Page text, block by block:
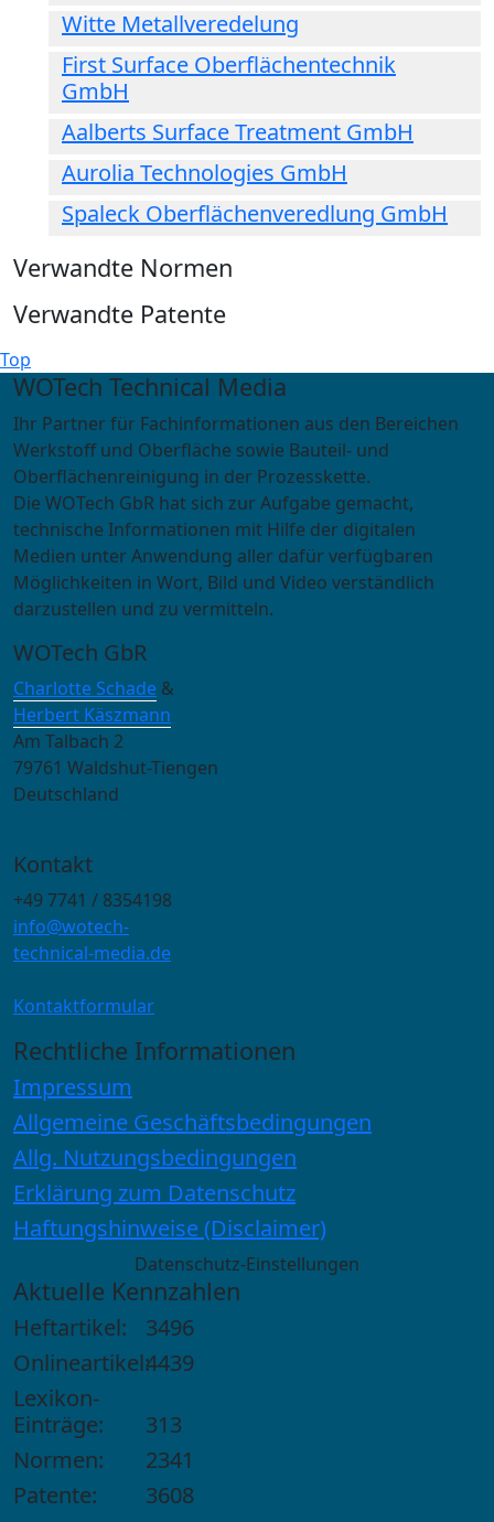
Witte Metallveredelung
First Surface Oberflächentechnik
GmbH
Aalberts Surface Treatment GmbH
Aurolia Technologies GmbH
Spaleck Oberflächenveredlung GmbH
Verwandte Normen
Verwandte Patente
Top
WOTech Technical Media
Ihr Partner für Fachinformationen aus den Bereichen
Werkstoff und Oberfläche sowie Bauteil- und
Oberflächenreinigung in der Prozesskette.
Die WOTech GbR hat sich zur Aufgabe gemacht,
technische Informationen mit Hilfe der digitalen
Medien unter Anwendung aller dafür verfügbaren
Möglichkeiten in Wort, Bild und Video verständlich
darzustellen und zu vermitteln.
WOTech GbR
Charlotte Schade &
Herbert Käszmann
Am Talbach 2
79761 Waldshut-Tiengen
Deutschland
Kontakt
+49 7741 / 8354198
info@wotech-
technical-media.de
Kontaktformular
Rechtliche Informationen
Impressum
Allgemeine Geschäftsbedingungen
Allg. Nutzungsbedingungen
Erklärung zum Datenschutz
Haftungshinweise (Disclaimer)
Datenschutz-Einstellungen
Aktuelle Kennzahlen
Heftartikel:
3496
Onlineartikel:4439
Lexikon-
Einträge:
313
Normen:
2341
Patente:
3608